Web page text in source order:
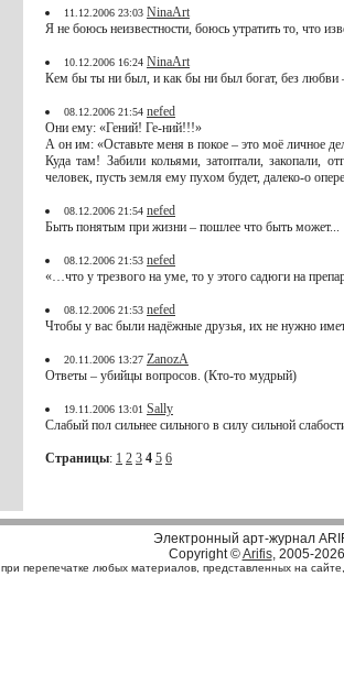
11.12.2006 23:03 NinaArt
Я не боюсь неизвестности, боюсь утратить то, что
10.12.2006 16:24 NinaArt
Кем бы ты ни был, и как бы ни был богат, без
08.12.2006 21:54 nefed
Они ему: «Гений! Ге-ний!!!»
А он им: «Оставьте меня в покое – это моё личное
Куда там! Забили кольями, затоптали, закопали,
человек, пусть земля ему пухом будет, далеко-о
08.12.2006 21:54 nefed
Быть понятым при жизни – пошлее что быть может...
08.12.2006 21:53 nefed
«…что у трезвого на уме, то у этого садюги на
08.12.2006 21:53 nefed
Чтобы у вас были надёжные друзья, их не нужно
20.11.2006 13:27 ZanozA
Ответы – убийцы вопросов. (Кто-то мудрый)
19.11.2006 13:01 Sally
Слабый пол сильнее сильного в силу сильной
Страницы: 1 2 3 4 5 6
Электронный арт-журнал
Copyright ©Arifis, 2005-2026
при перепечатке любых материалов, представленных на